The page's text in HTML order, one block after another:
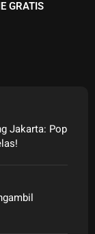
GRATIS
Jakarta: Pop